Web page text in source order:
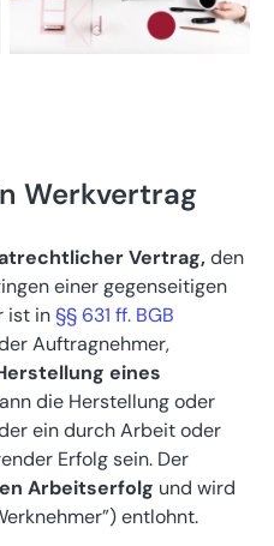
Werkvertrag
Vertrag,den
einer gegenseitigen
ist in§§ 631 ff. BGB
Auftragnehmer,
eines
die Herstellung oder
ein durch Arbeit oder
Erfolg sein. Der
Arbeitserfolg und wird
entlohnt.